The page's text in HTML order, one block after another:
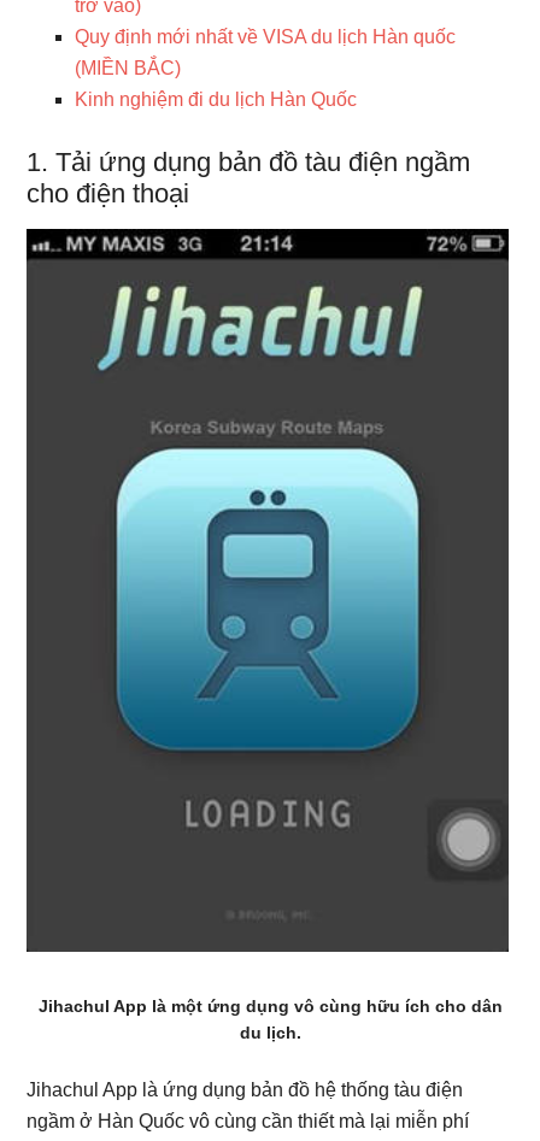
trở vào)
Quy định mới nhất về VISA du lịch Hàn quốc
(MIỀN BẮC)
Kinh nghiệm đi du lịch Hàn Quốc
1. Tải ứng dụng bản đồ tàu điện ngầm
cho điện thoại
Jihachul App là một ứng dụng vô cùng hữu ích cho dân
du lịch.
Jihachul App là ứng dụng bản đồ hệ thống tàu điện
ngầm ở Hàn Quốc vô cùng cần thiết mà lại miễn phí